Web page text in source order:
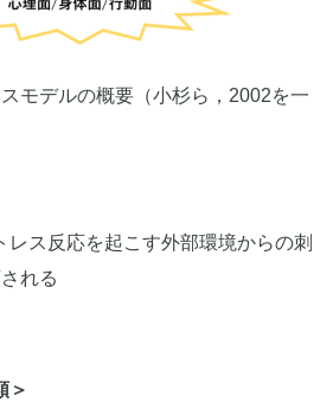
モデルの概要（小杉ら，2002を一
レス反応を起こす外部環境からの刺
れる
＞